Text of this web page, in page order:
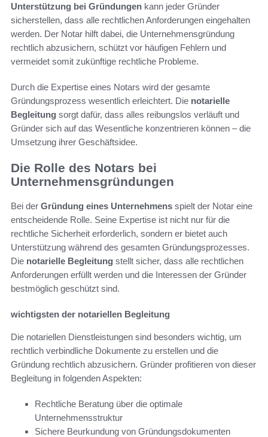
Unterstützung bei Gründungen kann jeder Gründer
sicherstellen, dass alle rechtlichen Anforderungen eingehalten
werden. Der Notar hilft dabei, die Unternehmensgründung
rechtlich abzusichern, schützt vor häufigen Fehlern und
vermeidet somit zukünftige rechtliche Probleme.
Durch die Expertise eines Notars wird der gesamte
Gründungsprozess wesentlich erleichtert. Die notarielle
Begleitung sorgt dafür, dass alles reibungslos verläuft und
Gründer sich auf das Wesentliche konzentrieren können – die
Umsetzung ihrer Geschäftsidee.
Die Rolle des Notars bei
Unternehmensgründungen
Bei der Gründung eines Unternehmens spielt der Notar eine
entscheidende Rolle. Seine Expertise ist nicht nur für die
rechtliche Sicherheit erforderlich, sondern er bietet auch
Unterstützung während des gesamten Gründungsprozesses.
Die notarielle Begleitung stellt sicher, dass alle rechtlichen
Anforderungen erfüllt werden und die Interessen der Gründer
bestmöglich geschützt sind.
wichtigsten der notariellen Begleitung
Die notariellen Dienstleistungen sind besonders wichtig, um
rechtlich verbindliche Dokumente zu erstellen und die
Gründung rechtlich abzusichern. Gründer profitieren von dieser
Begleitung in folgenden Aspekten:
Rechtliche Beratung über die optimale
Unternehmensstruktur
Sichere Beurkundung von Gründungsdokumenten